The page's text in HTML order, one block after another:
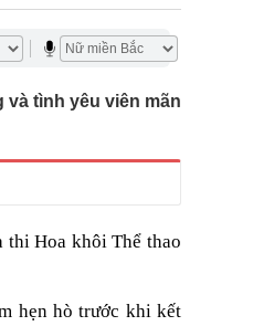
tốt” là
nhiều
tình yêu viên mãn
thi Hoa khôi Thể thao
hẹn hò trước khi kết